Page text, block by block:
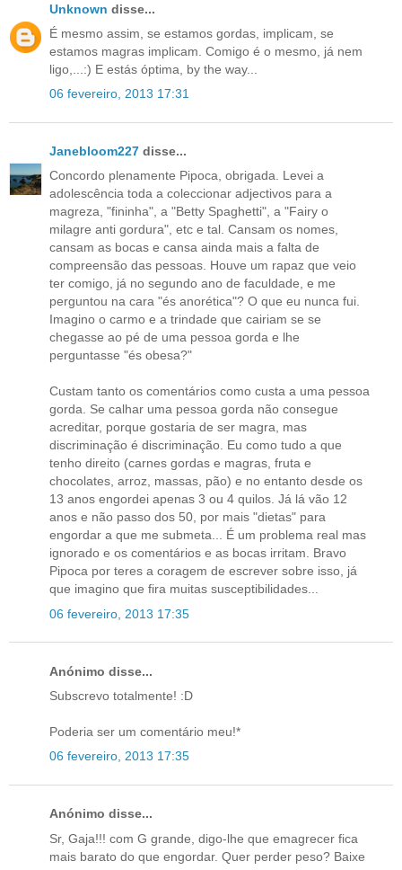
Unknown disse...
É mesmo assim, se estamos gordas, implicam, se
estamos magras implicam. Comigo é o mesmo, já nem
ligo,...:) E estás óptima, by the way...
06 fevereiro, 2013 17:31
Janebloom227 disse...
Concordo plenamente Pipoca, obrigada. Levei a
adolescência toda a coleccionar adjectivos para a
magreza, "fininha", a "Betty Spaghetti", a "Fairy o
milagre anti gordura", etc e tal. Cansam os nomes,
cansam as bocas e cansa ainda mais a falta de
compreensão das pessoas. Houve um rapaz que veio
ter comigo, já no segundo ano de faculdade, e me
perguntou na cara "és anorética"? O que eu nunca fui.
Imagino o carmo e a trindade que cairiam se se
chegasse ao pé de uma pessoa gorda e lhe
perguntasse "és obesa?"
Custam tanto os comentários como custa a uma pessoa
gorda. Se calhar uma pessoa gorda não consegue
acreditar, porque gostaria de ser magra, mas
discriminação é discriminação. Eu como tudo a que
tenho direito (carnes gordas e magras, fruta e
chocolates, arroz, massas, pão) e no entanto desde os
13 anos engordei apenas 3 ou 4 quilos. Já lá vão 12
anos e não passo dos 50, por mais "dietas" para
engordar a que me submeta... É um problema real mas
ignorado e os comentários e as bocas irritam. Bravo
Pipoca por teres a coragem de escrever sobre isso, já
que imagino que fira muitas susceptibilidades...
06 fevereiro, 2013 17:35
Anónimo disse...
Subscrevo totalmente! :D
Poderia ser um comentário meu!*
06 fevereiro, 2013 17:35
Anónimo disse...
Sr, Gaja!!! com G grande, digo-lhe que emagrecer fica
mais barato do que engordar. Quer perder peso? Baixe